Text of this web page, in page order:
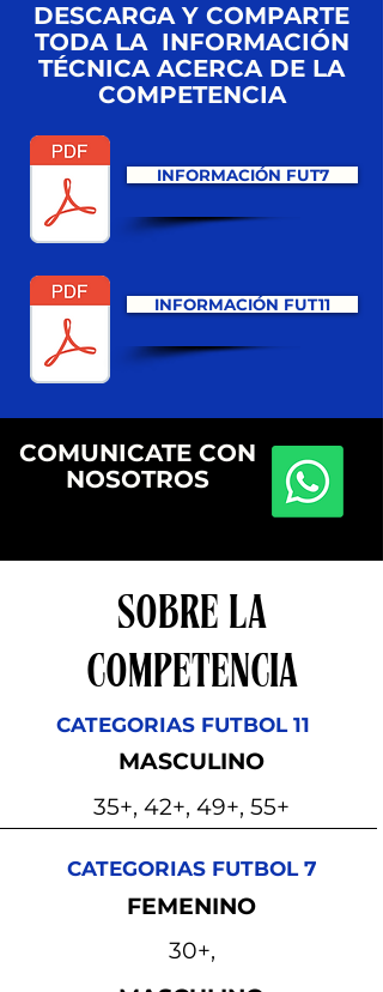
DESCARGA Y COMPARTE
TODA LA INFORMACIÓN
TÉCNICA ACERCA DE LA
COMPETENCIA
INFORMACIÓN FUT7
INFORMACIÓN FUT11
COMUNICATE CON
NOSOTROS
SOBRE LA
COMPETENCIA
CATEGORIAS FUTBOL 11
MASCULINO
35+, 42+, 49+, 55+
CATEGORIAS FUTBOL 7
FEMENINO
30+,